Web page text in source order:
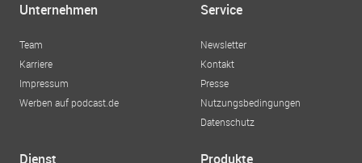
Unternehmen
Team
Karriere
Impressum
Werben auf podcast.de
Service
Newsletter
Kontakt
Presse
Nutzungsbedingungen
Datenschutz
Dienst Produkte